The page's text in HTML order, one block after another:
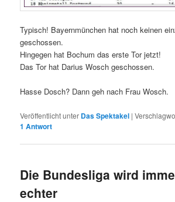
Typisch! Bayernmünchen hat noch keinen
geschossen.
Hingegen hat Bochum das erste Tor jetzt!
Das Tor hat Darius Wosch geschossen.
Hasse Dosch? Dann geh nach Frau Wosch.
Veröffentlicht unter Das Spektakel |
1 Antwort
Die Bundesliga wird
echter